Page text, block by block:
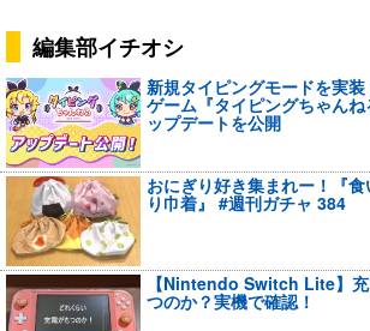
編集部イチオシ
新規タイピングモードを実
ゲーム『タイピングちゃん
ップデートを公開
おにぎり好き集まれー！『
り巾着』 #週刊ガチャ 384
【Nintendo Switch Lite】
つのか？実機で確認！